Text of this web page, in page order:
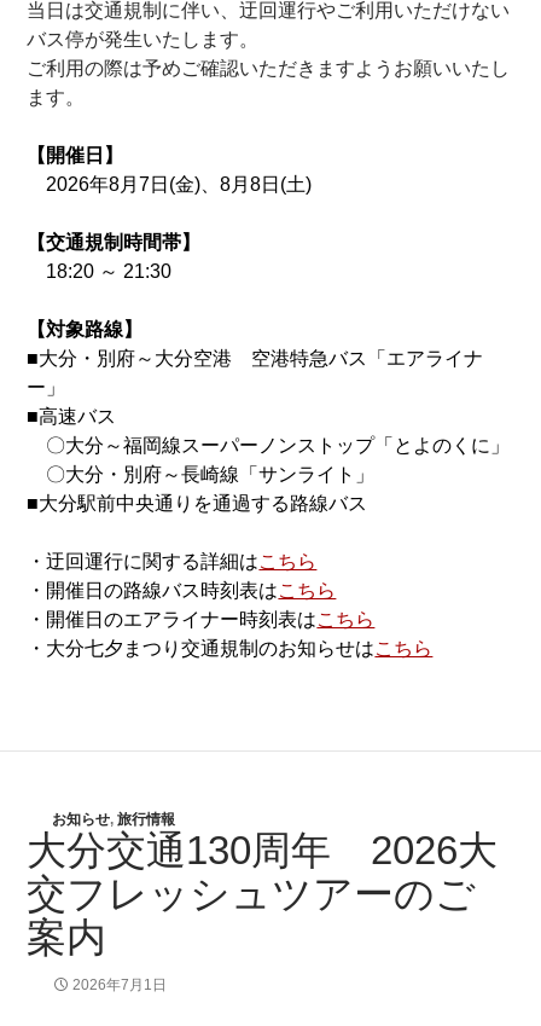
当日は交通規制に伴い、迂回運行やご利用いただけない
バス停が発生いたします。
ご利用の際は予めご確認いただきますようお願いいたし
ます。
【開催日】
2026年8月7日(金)、8月8日(土)
【交通規制時間帯】
18:20 ～ 21:30
【対象路線】
■大分・別府～大分空港 空港特急バス「エアライナ
ー」
■高速バス
〇大分～福岡線スーパーノンストップ「とよのくに」
〇大分・別府～長崎線「サンライト」
■大分駅前中央通りを通過する路線バス
・迂回運行に関する詳細はこちら
・開催日の路線バス時刻表はこちら
・開催日のエアライナー時刻表はこちら
・大分七夕まつり交通規制のお知らせはこちら
お知らせ, 旅行情報
大分交通130周年 2026大
交フレッシュツアーのご
案内
2026年7月1日